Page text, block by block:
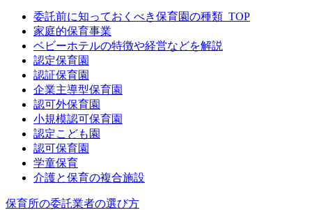
委託前に知っておくべき保育園の種類_TOP
家庭的保育事業
ベビーホテルの特徴や経営などを解説
認定保育園
認証保育園
企業主導型保育園
認可外保育園
小規模認可保育園
認定こども園
認可保育園
学童保育
介護と保育の複合施設
保育所の委託業者の選び方